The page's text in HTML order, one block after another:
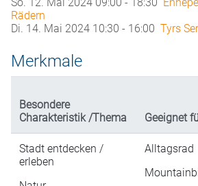
Rädern
Di. 14. Mai 2024 10:30 - 16:00 Tyrs
Merkmale
Besondere
Charakteristik /Thema
Geeignet
Stadt entdecken /
erleben
Alltagsrad